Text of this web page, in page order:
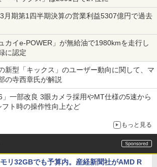
月期第1四半期決算の営業利益5307億円で過去
カイe-POWER」が無給油で1980kmを走行し
に認定
新型「キックス」のユーザー動向に関して、マ
の寺西章氏が解説
」一部改良 3眼カメラ採用やMT仕様の5速から
ト時の操作性向上など
もっと見る
モリ32GBでも予算内。産経新聞社がAMD R